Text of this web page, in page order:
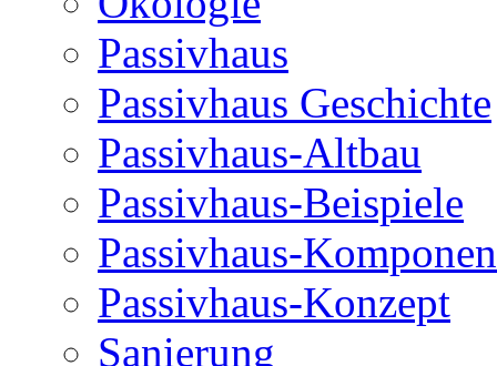
Passivhaus
Passivhaus Geschichte
Passivhaus-Altbau
Passivhaus-Beispiele
Passivhaus-
Passivhaus-Konzept
Sanierung